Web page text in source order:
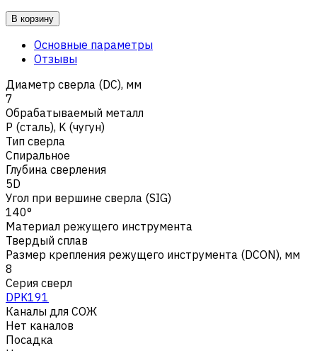
В корзину
Основные параметры
Отзывы
Диаметр сверла (DC), мм
7
Обрабатываемый металл
Р (сталь), K (чугун)
Тип сверла
Спиральное
Глубина сверления
5D
Угол при вершине сверла (SIG)
140°
Материал режущего инструмента
Твердый сплав
Размер крепления режущего инструмента (DCON), мм
8
Серия сверл
DPK191
Каналы для СОЖ
Нет каналов
Посадка